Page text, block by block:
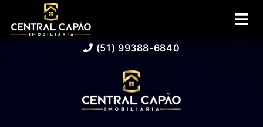
(51) 99388-6840